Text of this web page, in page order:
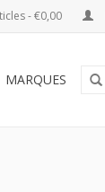
- €0,00
MARQUES